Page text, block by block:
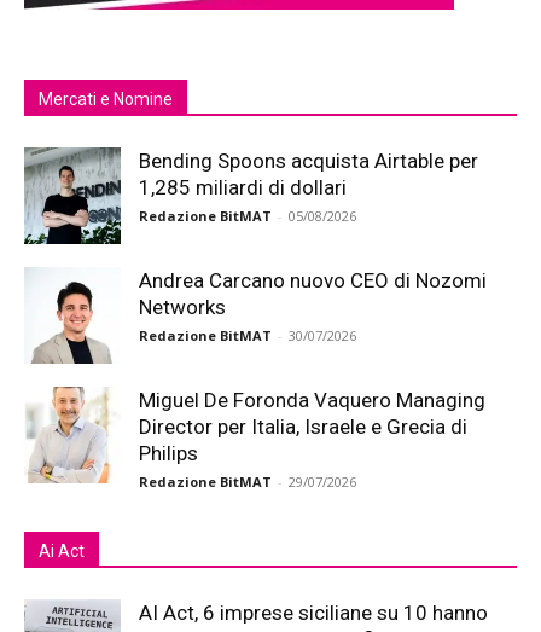
Mercati e Nomine
Bending Spoons acquista Airtable per
1,285 miliardi di dollari
Redazione BitMAT - 05/08/2026
Andrea Carcano nuovo CEO di Nozomi
Networks
Redazione BitMAT - 30/07/2026
Miguel De Foronda Vaquero Managing
Director per Italia, Israele e Grecia di
Philips
Redazione BitMAT - 29/07/2026
Ai Act
AI Act, 6 imprese siciliane su 10 hanno